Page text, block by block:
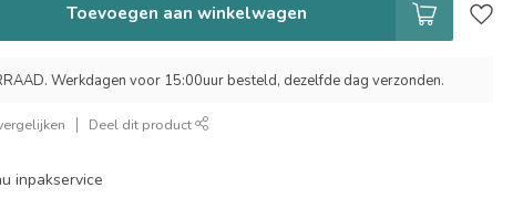
Toevoegen aan winkelwagen
Werkdagen voor 15:00uur besteld, dezelfde dag verzonden.
Deel dit product
inpakservice